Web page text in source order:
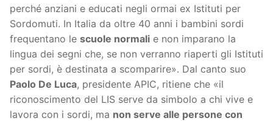
perché anziani e educati negli ormai ex Istituti per
Sordomuti. In Italia da oltre 40 anni i bambini sordi
frequentano le scuole normali e non imparano la
lingua dei segni che, se non verranno riaperti gli Istituti
per sordi, è destinata a scomparire». Dal canto suo
Paolo De Luca, presidente APIC, ritiene che «il
riconoscimento del LIS serve da simbolo a chi vive e
lavora con i sordi, ma non serve alle persone con